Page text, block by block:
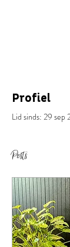
Profiel
Lid sinds: 29 sep
Posts